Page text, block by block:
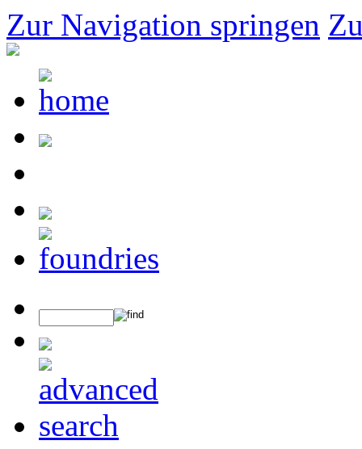
Zur Navigation springen